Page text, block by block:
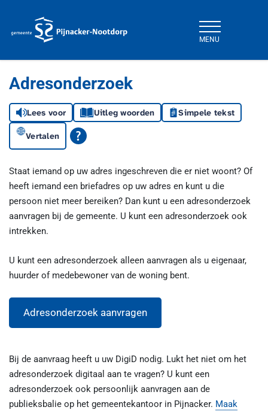
MENU
Adresonderzoek
Lees voor Uitleg woorden Simpele tekst
Vertalen
Staat iemand op uw adres ingeschreven die er niet woont? Of
heeft iemand een briefadres op uw adres en kunt u die
persoon niet meer bereiken? Dan kunt u een adresonderzoek
aanvragen bij de gemeente. U kunt een adresonderzoek ook
intrekken.
U kunt een adresonderzoek alleen aanvragen als u eigenaar,
huurder of medebewoner van de woning bent.
Adresonderzoek aanvragen
Bij de aanvraag heeft u uw DigiD nodig. Lukt het niet om het
adresonderzoek digitaal aan te vragen? U kunt een
adresonderzoek ook persoonlijk aanvragen aan de
publieksbalie op het gemeentekantoor in Pijnacker. Maak